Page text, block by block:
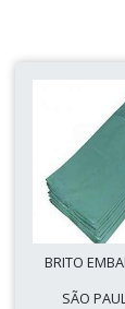
BRITO
SÃO